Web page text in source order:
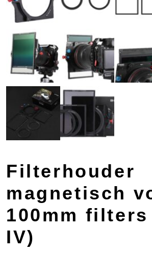
Filterhouder
magnetisch
100mm filters
IV)